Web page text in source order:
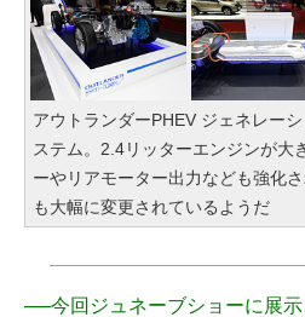
アウトランダーPHEV ジェネレー
ステム。2.4リッターエンジンが大
ーやリアモーター出力なども強化
も大幅に変更されているようだ
──今回ジュネーブショーに展